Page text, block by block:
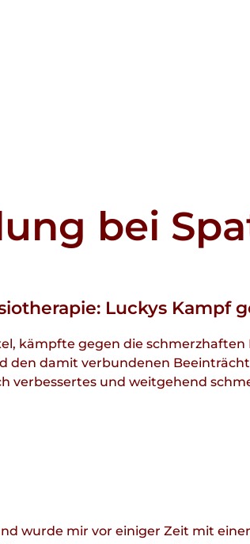
bei
Luckys Kampf
kämpfte gegen die
den damit verbundenen
verbessertes und weitgehend
wurde mir vor einiger Zeit mit